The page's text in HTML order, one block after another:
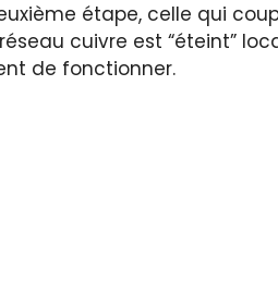
étape, celle qui
cuivre est “éteint”
de fonctionner.